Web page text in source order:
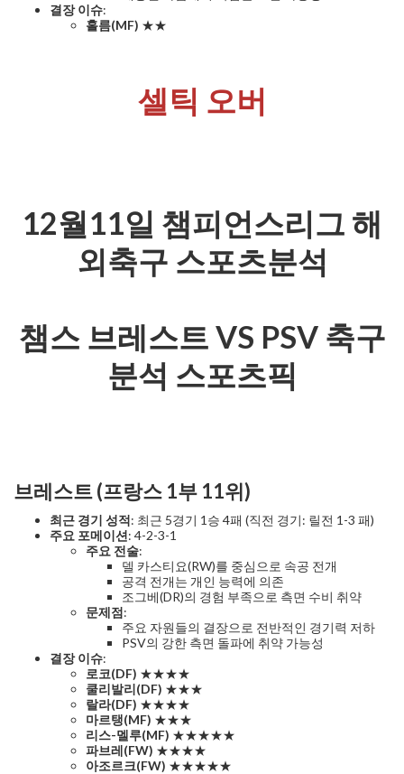
결장 이슈:
홀름(MF) ★★
셀틱 오버
12월11일 챔피언스리그 해
외축구 스포츠분석
챔스 브레스트 VS PSV 축구
분석 스포츠픽
브레스트 (프랑스 1부 11위)
최근 경기 성적: 최근 5경기 1승 4패 (직전 경기: 릴전 1-3 패)
주요 포메이션: 4-2-3-1
주요 전술:
델 카스티요(RW)를 중심으로 속공 전개
공격 전개는 개인 능력에 의존
조그베(DR)의 경험 부족으로 측면 수비 취약
문제점:
주요 자원들의 결장으로 전반적인 경기력 저하
PSV의 강한 측면 돌파에 취약 가능성
결장 이슈:
로코(DF) ★★★★
쿨리발리(DF) ★★★
랄라(DF) ★★★★
마르탱(MF) ★★★
리스-멜루(MF) ★★★★★
파브레(FW) ★★★★
아조르크(FW) ★★★★★